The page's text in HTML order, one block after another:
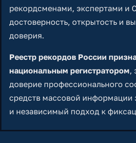
рекордсменами, экспертами и
достоверность, открытость и
доверия.
Реестр рекордов России
национальным регистратором,
доверие профессионального
средств массовой информации
и независимый подход к